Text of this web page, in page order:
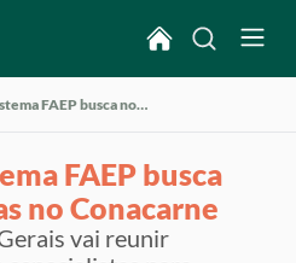
Comitiva do Sistema FAEP busca novas tecnologias no Conacarne
FAEP busca
no Conacarne
vai reunir